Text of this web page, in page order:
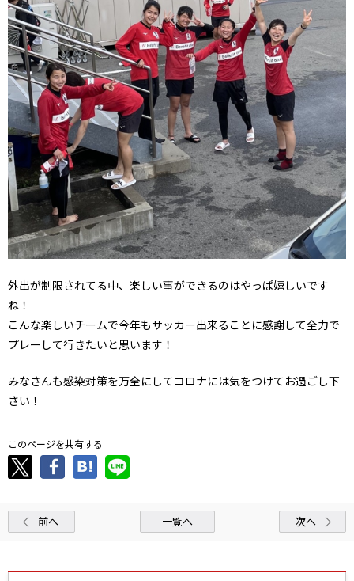
外出が制限されてる中、楽しい事ができるのはやっぱ嬉しいです
ね！
こんな楽しいチームで今年もサッカー出来ることに感謝して全力で
プレーして行きたいと思います！
みなさんも感染対策を万全にしてコロナには気をつけてお過ごし下
さい！
このページを共有する
前へ 一覧へ 次へ